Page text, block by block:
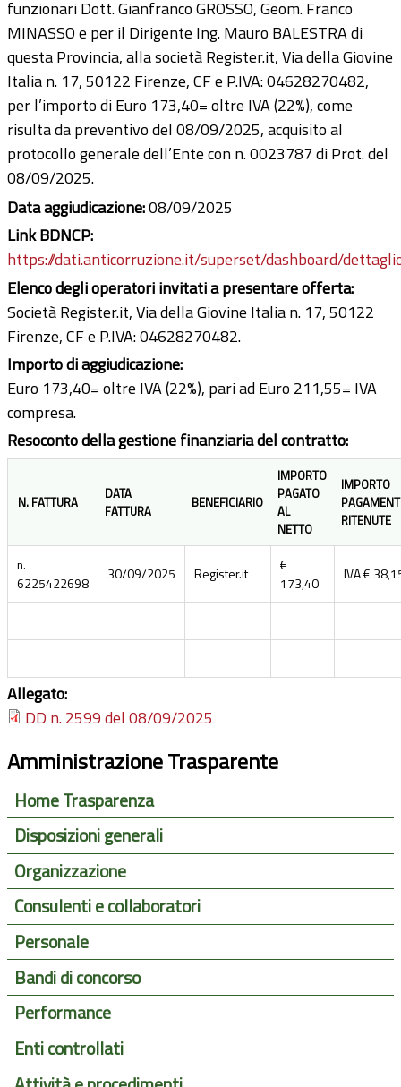
funzionari Dott. Gianfranco GROSSO, Geom. Franco
MINASSO e per il Dirigente Ing. Mauro BALESTRA di
questa Provincia, alla società Register.it, Via della Giovine
Italia n. 17, 50122 Firenze, CF e P.IVA: 04628270482,
per l’importo di Euro 173,40= oltre IVA (22%), come
risulta da preventivo del 08/09/2025, acquisito al
protocollo generale dell’Ente con n. 0023787 di Prot. del
08/09/2025.
Data aggiudicazione:08/09/2025
Link BDNCP:
https://dati.anticorruzione.it/superset/dashboard/
Elenco degli operatori invitati a presentare offerta:
Società Register.it, Via della Giovine Italia n. 17, 50122
Firenze, CF e P.IVA: 04628270482.
Importo di aggiudicazione:
Euro 173,40= oltre IVA (22%), pari ad Euro 211,55= IVA
compresa.
Resoconto della gestione finanziaria del contratto:
N. FATTURA
DATA
FATTURA
BENEFICIARIO
IMPORTO
PAGATO
AL
NETTO
IMPORTO
RITENUTE
n.
6225422698
30/09/2025 Register.it
€
173,40
IVA €
Allegato:
DD n. 2599 del 08/09/2025
Amministrazione Trasparente
Home Trasparenza
Disposizioni generali
Organizzazione
Consulenti e collaboratori
Personale
Bandi di concorso
Performance
Enti controllati